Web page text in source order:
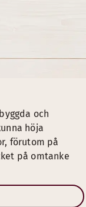
och
höja
förutom på
på omtanke